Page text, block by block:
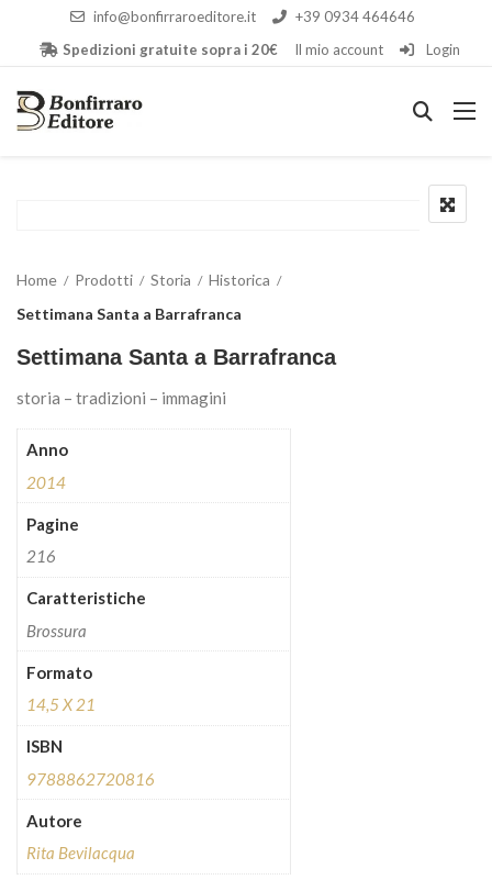
info@bonfirraroeditore.it
+39 0934 464646
Spedizioni gratuite sopra i 20€
Il mio account Login
Home Prodotti Storia
Historica
Settimana Santa a Barrafranca
Settimana Santa a Barrafranca
storia – tradizioni – immagini
Anno
2014
Pagine
216
Caratteristiche
Brossura
Formato
14,5 X 21
ISBN
9788862720816
Autore
Rita Bevilacqua